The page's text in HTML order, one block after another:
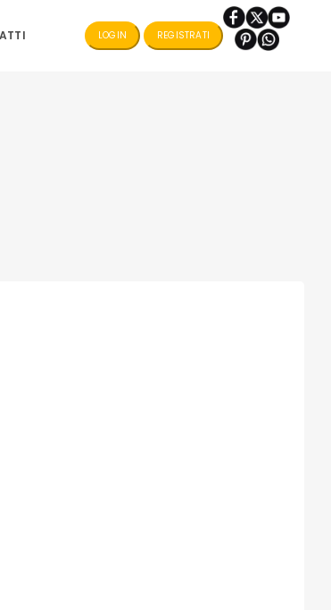
LOGIN REGISTRATI